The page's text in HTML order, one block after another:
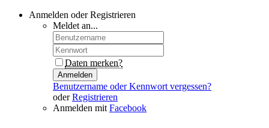
Anmelden oder Registrieren
Meldet an...
Daten merken?
Anmelden
Benutzername oder Kennwort vergessen?
oderRegistrieren
Anmelden mit Facebook